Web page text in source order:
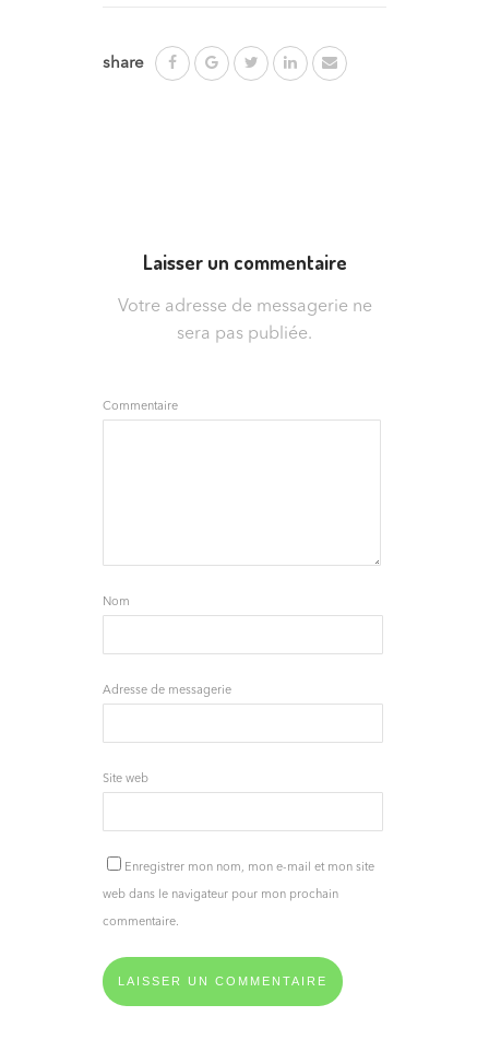
share
Laisser un commentaire
Votre adresse de messagerie ne
sera pas publiée.
Commentaire
Nom
Adresse de messagerie
Site web
Enregistrer mon nom, mon e-mail et mon site
web dans le navigateur pour mon prochain
commentaire.